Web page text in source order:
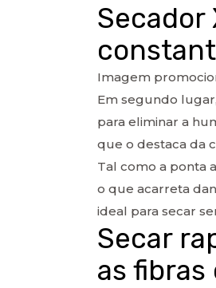
Secador
Imagem
Em segundo
para eliminar a
que o destaca da
Tal como a ponta
o que acarreta
ideal para secar
Secar
as fibras